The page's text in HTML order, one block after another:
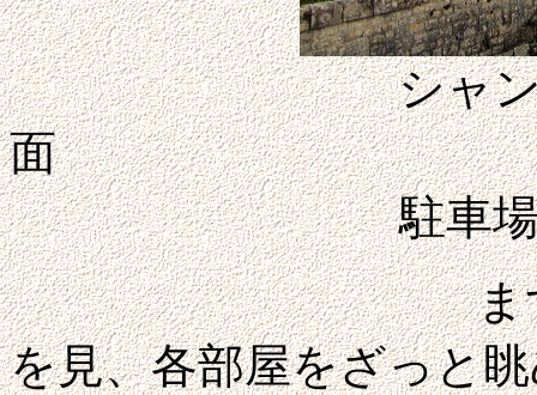
シャ
駐車
まずは見学ポ
を見、各部屋をざっと